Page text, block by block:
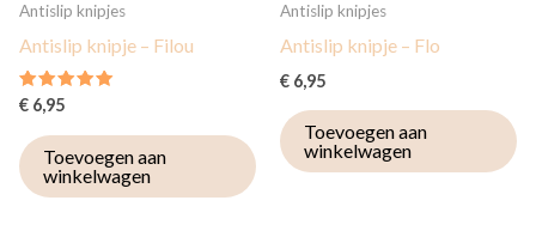
Antislip knipjes
Antislip knipje – Filou
Gewaardeerd
5.00
uit 5
€ 6,95
Toevoegen aan
winkelwagen
Antislip knipjes
Antislip knipje – Flo
€ 6,95
Toevoegen aan
winkelwagen